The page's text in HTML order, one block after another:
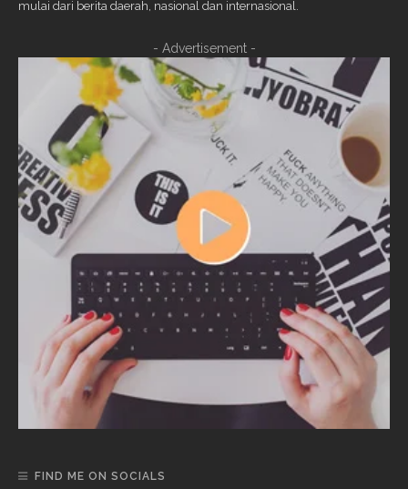
mulai dari berita daerah, nasional dan internasional.
- Advertisement -
FIND ME ON SOCIALS